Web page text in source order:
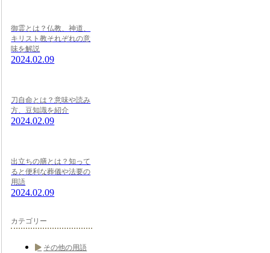
御霊とは？仏教、神道、
キリスト教それぞれの意
味を解説
2024.02.09
刀自命とは？意味や読み
方、豆知識を紹介
2024.02.09
出立ちの膳とは？知って
ると便利な葬儀や法要の
用語
2024.02.09
カテゴリー
その他の用語